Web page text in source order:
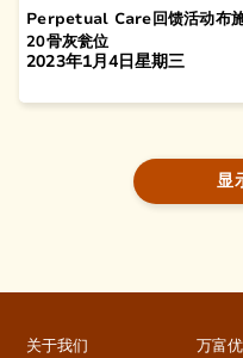
Perpetual Care回馈活动布
20骨灰瓮位
2023年1月4日星期三
显
关于我们 万富